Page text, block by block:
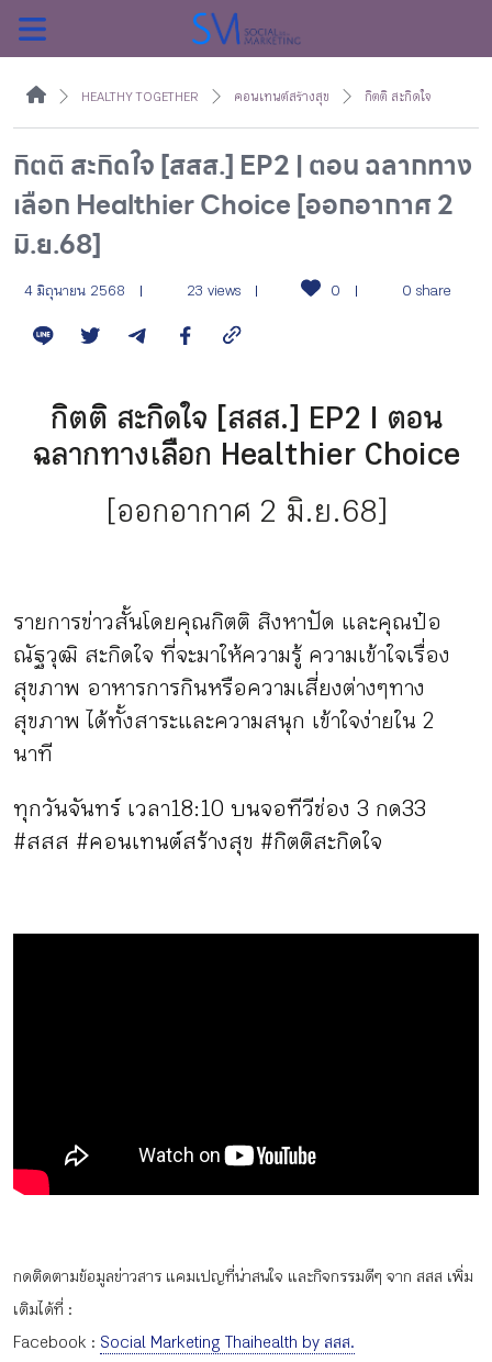
ค้นหา
หน้าแรกแคมเปญ
บทความแนะนำ
สื่อของแคมเปญ
กิจกรรม
หัวข้อที่เราแนะนำ
เข้าสู่ระบบ/สมัครสมาชิก
TH EN
HEALTHY TOGETHER คอนเทนต์สร้างสุข กิตติ สะกิดใจ
กิตติ สะกิดใจ [สสส.] EP2 | ตอน ฉลากทาง
เลือก Healthier Choice [ออกอากาศ 2
มิ.ย.68]
4 มิถุนายน 2568 23 views 0 0 share
กิตติ สะกิดใจ [สสส.] EP2 | ตอน
ฉลากทางเลือก Healthier Choice
[ออกอากาศ 2 มิ.ย.68]
รายการข่าวสั้นโดยคุณกิตติ สิงหาปัด และคุณป๋อ
ณัฐวุฒิ สะกิดใจ ที่จะมาให้ความรู้ ความเข้าใจเรื่อง
สุขภาพ อาหารการกินหรือความเสี่ยงต่างๆทาง
สุขภาพ ได้ทั้งสาระและความสนุก เข้าใจง่ายใน 2
นาที
ทุกวันจันทร์ เวลา18:10 บนจอทีวีช่อง 3 กด33
#สสส #คอนเทนต์สร้างสุข #กิตติสะกิดใจ
กดติดตามข้อมูลข่าวสาร แคมเปญที่น่าสนใจ และกิจกรรมดีๆ จาก สสส เพิ่ม
เติมได้ที่ :
Facebook : Social Marketing Thaihealth by สสส.